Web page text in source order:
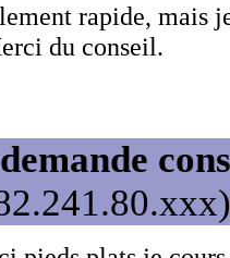
rapide, mais
du conseil.